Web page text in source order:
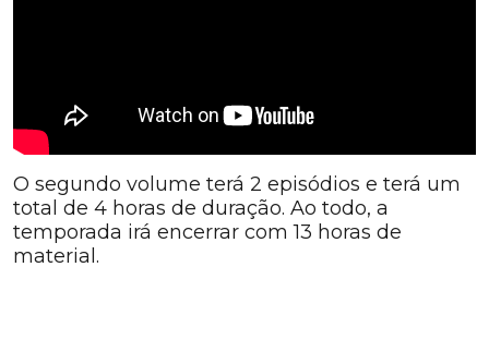
O segundo volume terá 2 episódios e terá um
total de 4 horas de duração. Ao todo, a
temporada irá encerrar com 13 horas de
material.